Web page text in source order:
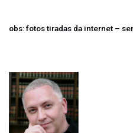
obs: fotos tiradas da internet –